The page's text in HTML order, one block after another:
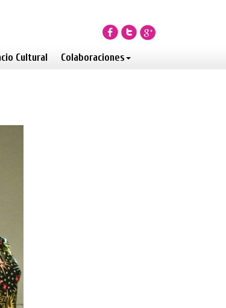
Cultural Colaboraciones